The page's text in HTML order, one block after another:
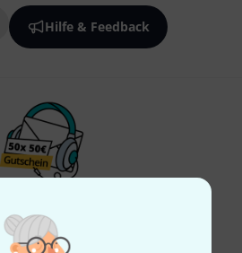
Hilfe & Feedback
Newsletter und gewinne mit
50 Gutscheinen